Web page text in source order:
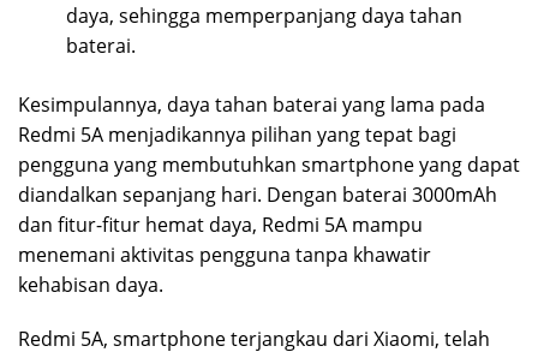
daya, sehingga memperpanjang daya tahan
baterai.
Kesimpulannya, daya tahan baterai yang lama pada
Redmi 5A menjadikannya pilihan yang tepat bagi
pengguna yang membutuhkan smartphone yang dapat
diandalkan sepanjang hari. Dengan baterai 3000mAh
dan fitur-fitur hemat daya, Redmi 5A mampu
menemani aktivitas pengguna tanpa khawatir
kehabisan daya.
Redmi 5A, smartphone terjangkau dari Xiaomi, telah